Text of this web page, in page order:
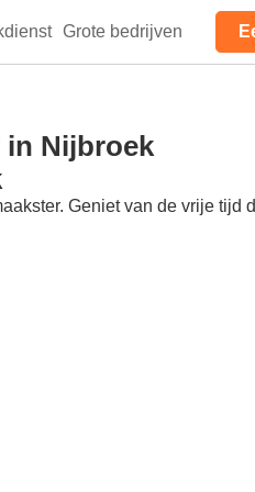
Grote bedrijven
in Nijbroek
Geniet van de vrije tijd